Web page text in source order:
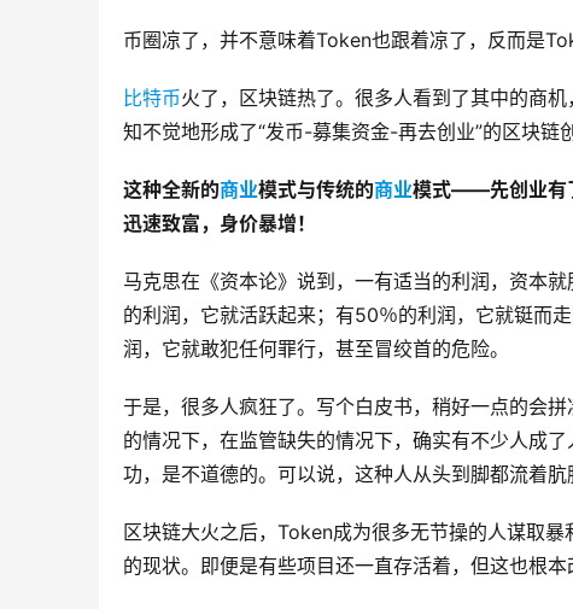
币圈凉了，并不意味着Token也跟着凉了，反而是
比特币火了，区块链热了。很多人看到了其中的商
知不觉地形成了“发币-募集资金-再去创业”的区块链
这种全新的商业模式与传统的商业模式——先创业有
迅速致富，身价暴增！
马克思在《资本论》说到，一有适当的利润，资本
的利润，它就活跃起来；有50％的利润，它就铤而
润，它就敢犯任何罪行，甚至冒绞首的危险。
于是，很多人疯狂了。写个白皮书，稍好一点的会
的情况下，在监管缺失的情况下，确实有不少人成
功，是不道德的。可以说，这种人从头到脚都流着肮
区块链大火之后，Token成为很多无节操的人谋取
的现状。即便是有些项目还一直存活着，但这也根